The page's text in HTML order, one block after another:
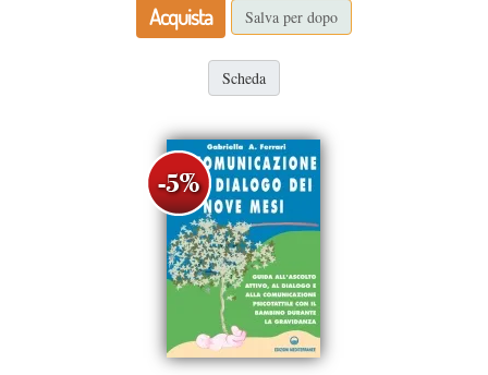
Acquista Salva per dopo
Scheda